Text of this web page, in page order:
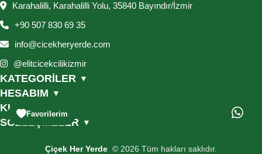
Karahalilli, Karahalilli Yolu, 35840 Bayındır/İzmir
+90 507 830 69 35
info@cicekheryerde.com
@elitcicekcilikizmir
KATEGORİLER ▼
HESABIM ▼
KURUMSAL
SÖZLEŞMELER ▼
Çiçek Her Yerde © 2026 Tüm hakları saklıdır.
Favorilerim